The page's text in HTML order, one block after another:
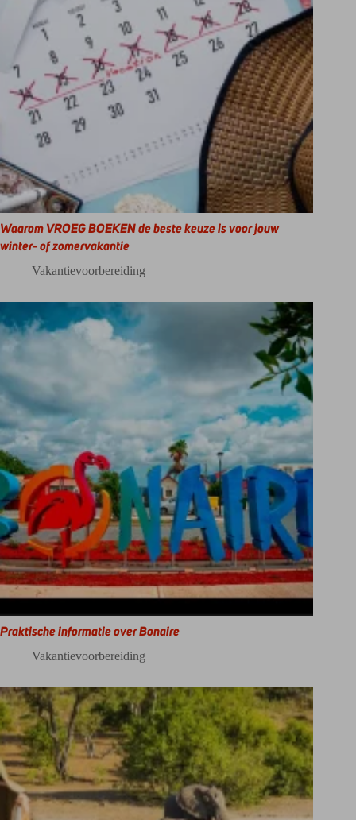
Waarom VROEG BOEKEN de beste keuze is voor jouw
winter- of zomervakantie
Vakantievoorbereiding
Praktische informatie over Bonaire
Vakantievoorbereiding